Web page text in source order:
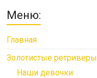
Меню:
Главная
Золотистые ретриверы
Наши девочки